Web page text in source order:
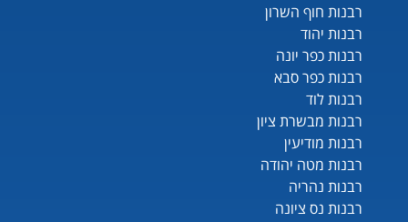
רבנות חוף השרון
רבנות יהוד
רבנות כפר יונה
רבנות כפר סבא
רבנות לוד
רבנות מבשרת ציון
רבנות מודיעין
רבנות מטה יהודה
רבנות נהריה
רבנות נס ציונה